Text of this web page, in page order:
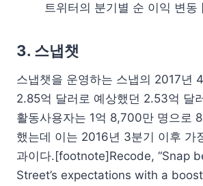
트위터의 분기별 순 이익 변동
3. 스냅챗
스냅챗을 운영하는 스냅의 2017년
2.85억 달러로 예상했던 2.53억 달
활동사용자는 1억 8,700만 명으로
했는데 이는 2016년 3분기 이후 가
과이다.[footnote]Recode, “Snap
Street’s expectations with a